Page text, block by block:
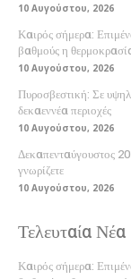
10 Αυγούστου, 2026
Καιρός σήμερα:
βαθμούς η
10 Αυγούστου, 2026
Πυροσβεστική: Σε
δεκαεννέα περιοχές
10 Αυγούστου, 2026
Δεκαπενταύγουστος
γνωρίζετε
10 Αυγούστου, 2026
Τελευταία Νέα
Καιρός σήμερα: